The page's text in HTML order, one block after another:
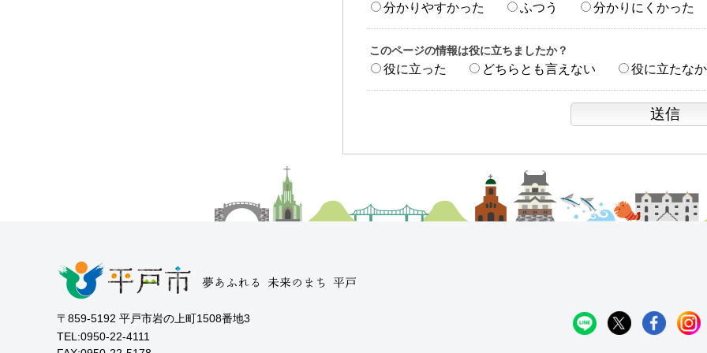
分かりやすかった ふつう 分かりにくかった
このページの情報は役に立ちましたか？
役に立った どちらとも言えない 役に立たな
〒859-5192 平戸市岩の上町1508番地3
TEL:0950-22-4111